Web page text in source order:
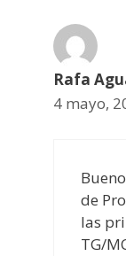
Rafa
4 mayo,
de
las
TG/